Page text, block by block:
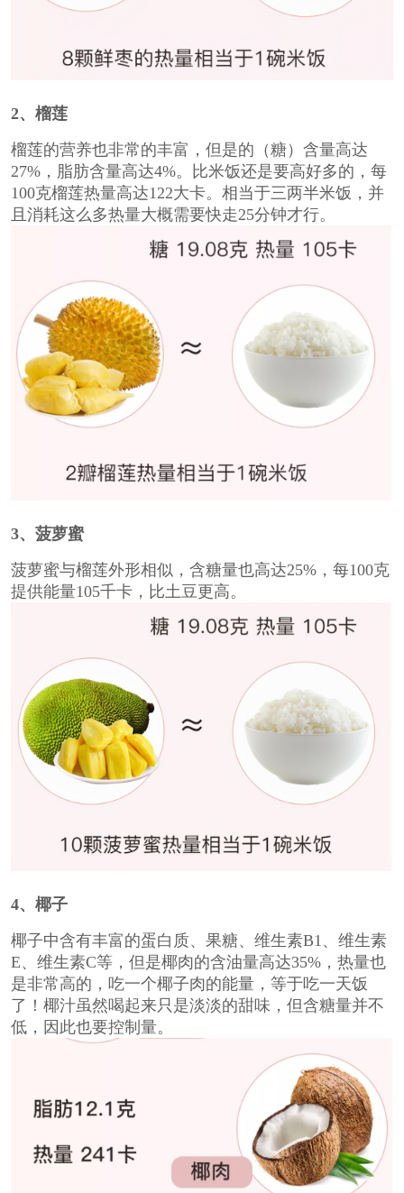
2、榴莲
榴莲的营养也非常的丰富，但是的（糖）含量高达
27%，脂肪含量高达4%。比米饭还是要高好多的，每
100克榴莲热量高达122大卡。相当于三两半米饭，并
且消耗这么多热量大概需要快走25分钟才行。
3、菠萝蜜
菠萝蜜与榴莲外形相似，含糖量也高达25%，每100克
提供能量105千卡，比土豆更高。
4、椰子
椰子中含有丰富的蛋白质、果糖、维生素B1、维生素
E、维生素C等，但是椰肉的含油量高达35%，热量也
是非常高的，吃一个椰子肉的能量，等于吃一天饭
了！椰汁虽然喝起来只是淡淡的甜味，但含糖量并不
低，因此也要控制量。